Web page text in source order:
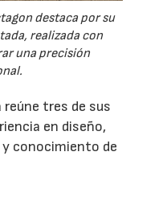
destaca por su
realizada con
una precisión
tres de sus
en diseño,
y conocimiento de